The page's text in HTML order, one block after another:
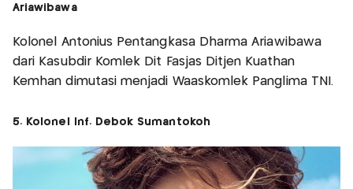
Ariawibawa
Kolonel Antonius Pentangkasa Dharma Ariawibawa
dari Kasubdir Komlek Dit Fasjas Ditjen Kuathan
Kemhan dimutasi menjadi Waaskomlek Panglima TNI.
5. Kolonel Inf. Debok Sumantokoh